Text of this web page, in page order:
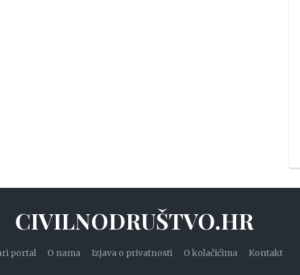
CIVILNODRUŠTVO.HR
portal O nama Izjava o privatnosti O kolačićima Kontakt